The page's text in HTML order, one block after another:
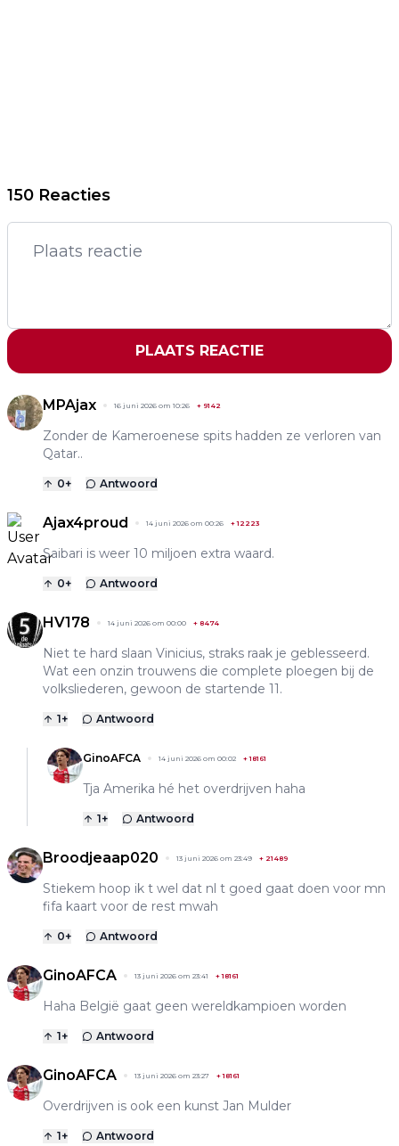
150 Reacties
PLAATS REACTIE
MPAjax 16 juni 2026 om 10:26 + 9142
Zonder de Kameroenese spits hadden ze verloren van
Qatar..
0+ Antwoord
Ajax4proud 14 juni 2026 om 00:26 +12223
Saibari is weer 10 miljoen extra waard.
0+ Antwoord
HV178 14 juni 2026 om 00:00 + 8474
Niet te hard slaan Vinicius, straks raak je geblesseerd.
Wat een onzin trouwens die complete ploegen bij de
volksliederen, gewoon de startende 11.
1+ Antwoord
GinoAFCA 14 juni 2026 om 00:02 +18161
Tja Amerika hé het overdrijven haha
1+ Antwoord
Broodjeaap020 13 juni 2026 om 23:49 + 21489
Stiekem hoop ik t wel dat nl t goed gaat doen voor mn
fifa kaart voor de rest mwah
0+ Antwoord
GinoAFCA 13 juni 2026 om 23:41 +18161
Haha België gaat geen wereldkampioen worden
1+ Antwoord
GinoAFCA 13 juni 2026 om 23:27 +18161
Overdrijven is ook een kunst Jan Mulder
1+ Antwoord